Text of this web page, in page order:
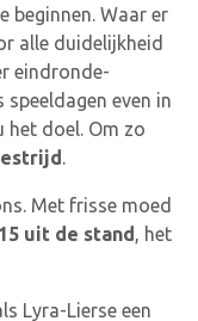
beginnen. Waar er
alle duidelijkheid
eindronde-
even in
het doel. Om zo
.
Met frisse moed
uit de stand, het
Lyra-Lierse een